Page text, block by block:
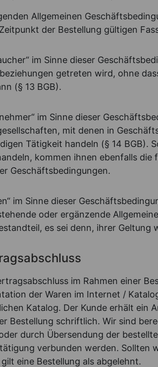
Allgemeinen
der Bestellung gültigen
im Sinne dieser
getreten wird, ohne
(§ 13 BGB).
im Sinne dieser
mit denen in
Tätigkeit handeln (§ 14 BGB).
kommen ihnen ebenfalls die
Geschäftsbedingungen.
im Sinne dieser
oder ergänzende
es sei denn, ihrer
im Rahmen einer
der Waren im Internet /
Katalog. Der Kunde erhält ein
Bestellung schriftlich. Wir sind
durch Übersendung der
verbunden werden. Sollten
eine Bestellung als abgelehnt.